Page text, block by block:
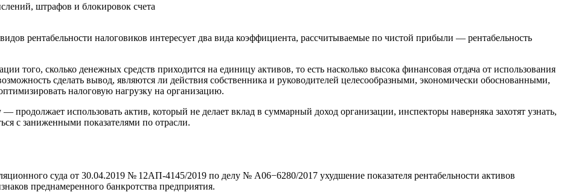
штрафов и блокировок счета
рентабельности налоговиков интересует два вида коэффициента, рассчитываемые по чистой прибыли — рентабельность
того, сколько денежных средств приходится на единицу активов, то есть насколько высока финансовая отдача от использования
сделать вывод, являются ли действия собственника и руководителей целесообразными, экономически обоснованными,
налоговую нагрузку на организацию.
использовать актив, который не делает вклад в суммарный доход организации, инспекторы наверняка захотят узнать,
с заниженными показателями по отрасли.
суда от 30.04.2019 № 12АП-4145/2019 по делу № А06−6280/2017 ухудшение показателя рентабельности активов
преднамеренного банкротства предприятия.